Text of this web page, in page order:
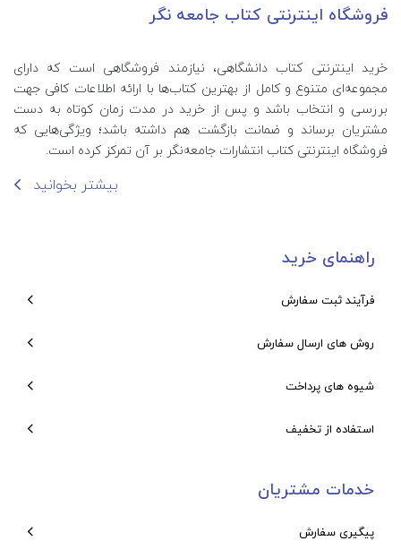
فروشگاه اینترنتی کتاب جامعه نگر
خرید اینترنتی کتاب‌ دانشگاهی، نیازمند فروشگاهی است که دارای
مجموعه‌ای متنوع و کامل از بهترین کتاب‌ها با ارائه اطلاعات کافی جهت
بررسی و انتخاب باشد و پس از خرید در مدت زمان کوتاه به دست
مشتریان برساند و ضمانت بازگشت هم داشته باشد؛ ویژگی‌هایی که
فروشگاه اینترنتی کتاب انتشارات جامعه‌نگر بر آن تمرکز کرده است.
بیشتر بخوانید
راهنمای خرید
فرآیند ثبت سفارش
روش های ارسال سفارش
شیوه های پرداخت
استفاده از تخفیف
خدمات مشتریان
پیگیری سفارش